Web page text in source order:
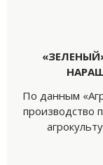
По данным
производство